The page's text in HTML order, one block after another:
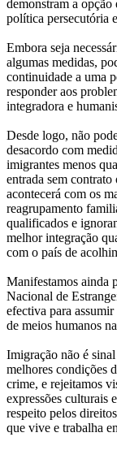
demonstram a
política persecutória
Embora seja
algumas medidas,
continuidade a uma
responder aos
integradora e
Desde logo, não
desacordo com
imigrantes menos
entrada sem
acontecerá com os
reagrupamento
qualificados e
melhor integração
com o país de
Manifestamos ainda
Nacional de
efectiva para
de meios humanos
Imigração não é
melhores condições
crime, e rejeitamos
expressões culturais
respeito pelos
que vive e trabalha